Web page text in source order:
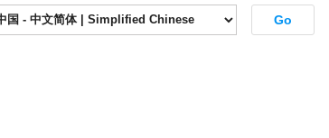
Go